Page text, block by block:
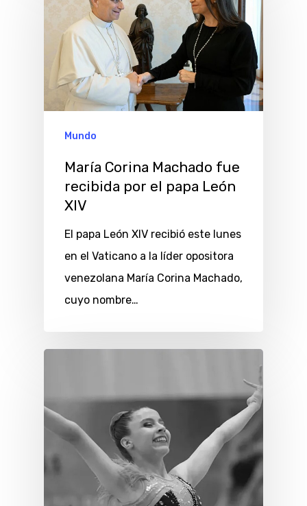
Mundo
María Corina Machado fue
recibida por el papa León
XIV
El papa León XIV recibió este lunes
en el Vaticano a la líder opositora
venezolana María Corina Machado,
cuyo nombre…